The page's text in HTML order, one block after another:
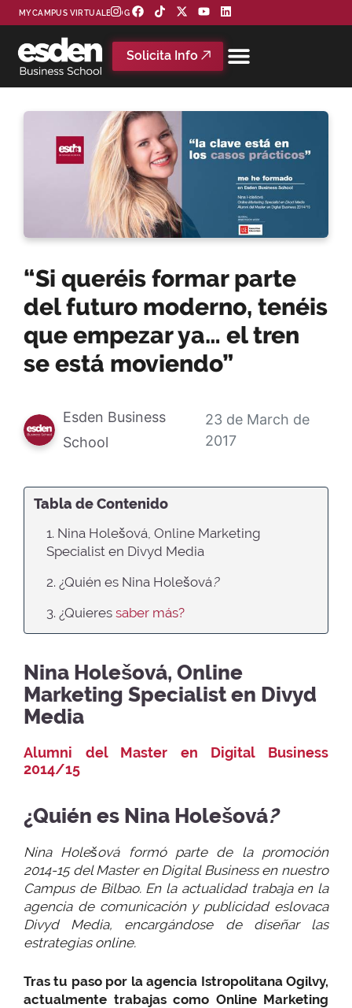
MYCAMPUS VIRTUAL BLOG
Solicita Info
“Si queréis formar parte
del futuro moderno, tenéis
que empezar ya… el tren
se está moviendo”
Esden Business
School
23 de March de
2017
Tabla de Contenido
1. Nina Holešová, Online Marketing
Specialist en Divyd Media
2. ¿Quién es Nina Holešová?
3. ¿Quieres saber más?
Nina Holešová, Online
Marketing Specialist en Divyd
Media
Alumni del Master en Digital Business
2014/15
¿Quién es Nina Holešová?
Nina Holešová formó parte de la promoción
2014-15 del Master en Digital Business en nuestro
Campus de Bilbao. En la actualidad trabaja en la
agencia de comunicación y publicidad eslovaca
Divyd Media, encargándose de diseñar las
estrategias online.
Tras tu paso por la agencia Istropolitana Ogilvy,
actualmente trabajas como Online Marketing